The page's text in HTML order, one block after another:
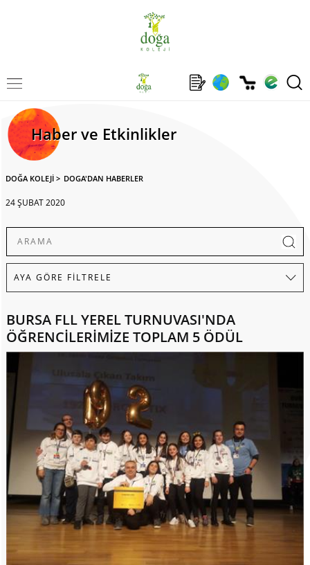
Haber ve Etkinlikler
DOĞA KOLEJİ > DOGA'DAN HABERLER
24 ŞUBAT 2020
BURSA FLL YEREL TURNUVASI'NDA
ÖĞRENCİLERİMİZE TOPLAM 5 ÖDÜL